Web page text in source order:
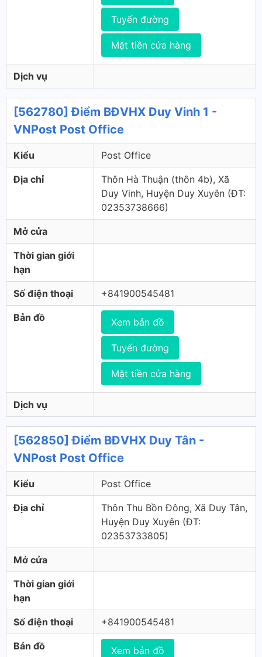
Tuyến đường
Mặt tiền cửa hàng
Dịch vụ
[562780] Điểm BĐVHX Duy Vinh 1 -
VNPost Post Office
Kiểu Post Office
Địa chỉ
Thôn Hà Thuận (thôn 4b), Xã
Duy Vinh, Huyện Duy Xuyên (ÐT:
02353738666)
Mở cửa
Thời gian giới
hạn
Số điện thoại +841900545481
Bản đồ Xem bản đồ
Tuyến đường
Mặt tiền cửa hàng
Dịch vụ
[562850] Điểm BĐVHX Duy Tân -
VNPost Post Office
Kiểu Post Office
Địa chỉ
Thôn Thu Bồn Đông, Xã Duy Tân,
Huyện Duy Xuyên (ÐT:
02353733805)
Mở cửa
Thời gian giới
hạn
Số điện thoại +841900545481
Bản đồ Xem bản đồ